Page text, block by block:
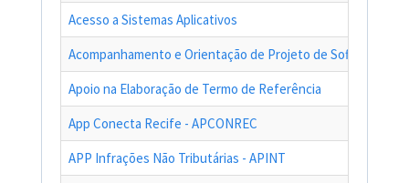
Acesso a Sistemas Aplicativos
Acompanhamento e Orientação de Projeto de Software
Apoio na Elaboração de Termo de Referência
App Conecta Recife - APCONREC
APP Infrações Não Tributárias - APINT